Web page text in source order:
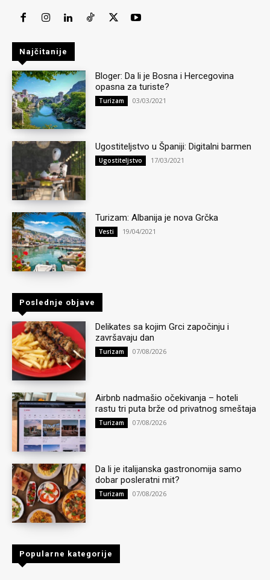
Najčitanije
Bloger: Da li je Bosna i Hercegovina
opasna za turiste?
Turizam 03/03/2021
Ugostiteljstvo u Španiji: Digitalni barmen
Ugostiteljstvo 17/03/2021
Turizam: Albanija je nova Grčka
Vesti 19/04/2021
Poslednje objave
Delikates sa kojim Grci započinju i
završavaju dan
Turizam 07/08/2026
Airbnb nadmašio očekivanja – hoteli
rastu tri puta brže od privatnog smeštaja
Turizam 07/08/2026
Da li je italijanska gastronomija samo
dobar posleratni mit?
Turizam 07/08/2026
Popularne kategorije